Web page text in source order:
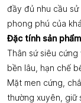
đầy đủ nhu cầu
phong phú của
Đặc tính sản
Thân sứ siêu
bền lâu, hạn chế
Mặt men cứng,
thường xuyên, giữ